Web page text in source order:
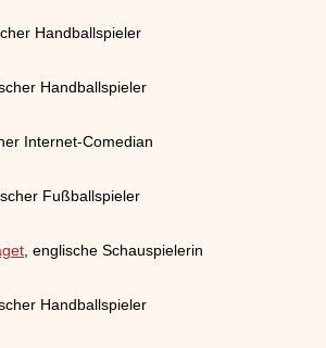
Handballspieler
Handballspieler
Internet-Comedian
Fußballspieler
, englische Schauspielerin
Handballspieler